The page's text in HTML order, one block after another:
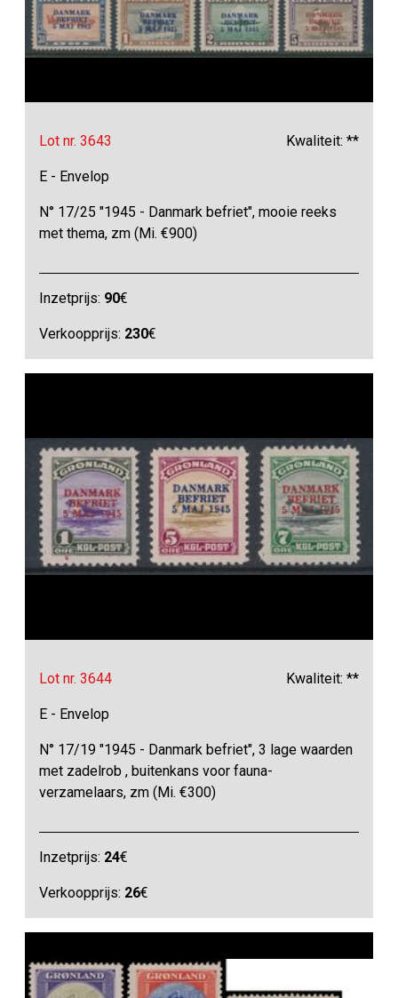
Lot nr. 3643 Kwaliteit: **
E - Envelop
N° 17/25 "1945 - Danmark befriet", mooie reeks
met thema, zm (Mi. €900)
Inzetprijs: 90€
Verkoopprijs: 230€
Lot nr. 3644 Kwaliteit: **
E - Envelop
N° 17/19 "1945 - Danmark befriet", 3 lage waarden
met zadelrob , buitenkans voor fauna-
verzamelaars, zm (Mi. €300)
Inzetprijs: 24€
Verkoopprijs: 26€